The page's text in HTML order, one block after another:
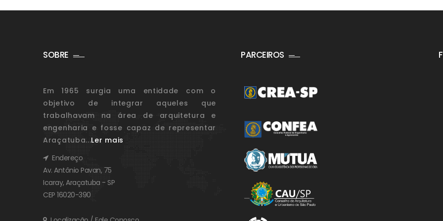
SOBRE
Em 1965 surgia uma entidade com o
objetivo de integrar aqueles que
trabalhavam na área de arquitetura e
engenharia e fosse capaz de representar
Araçatuba...Ler mais
Endereço
Av. Antônio Pavan, 75
Icaray, Araçatuba - SP
CEP 16020-390
PARCEIROS